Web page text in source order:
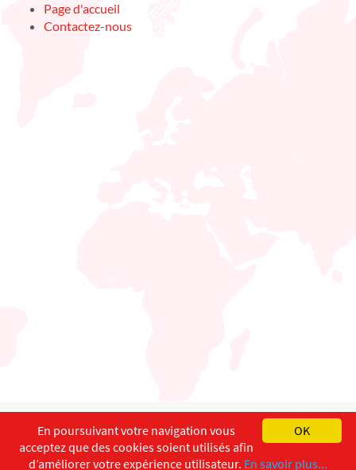
Page d'accueil
Contactez-nous
English Français
Copyright ©ISEC-AdW Aspects légaux
OK
En poursuivant votre navigation vous
acceptez que des cookies soient utilisés afin
d’améliorer votre expérience utilisateur. En savoir plus...